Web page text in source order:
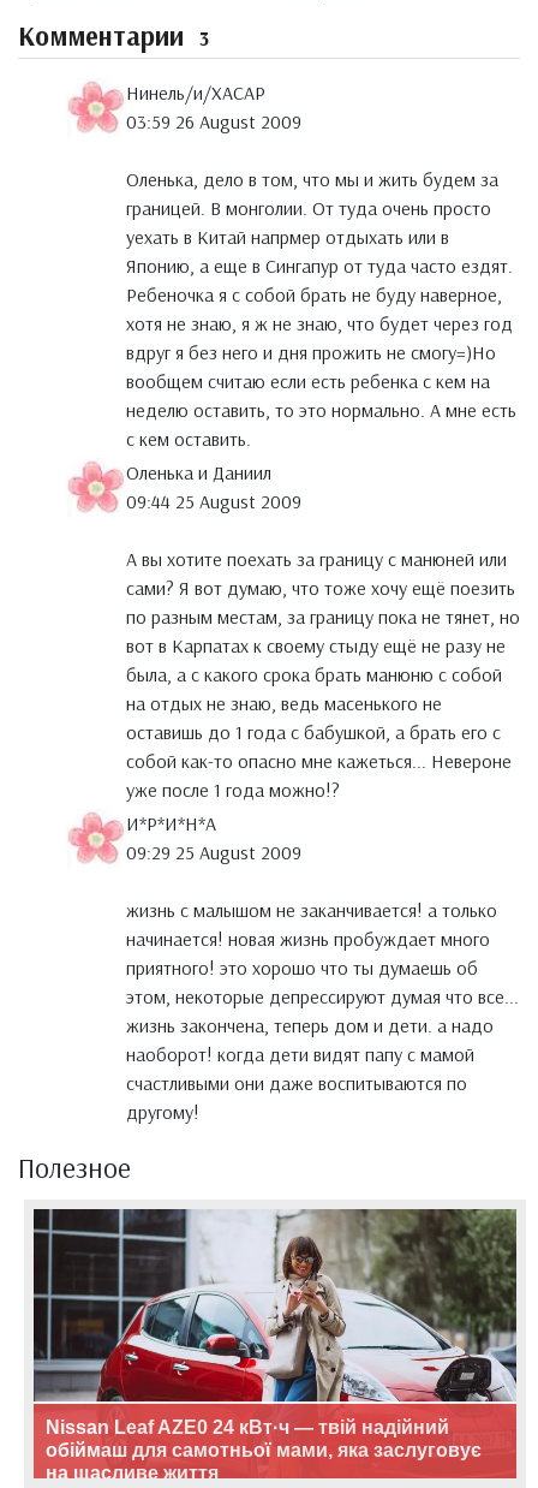
Комментарии 3
Нинель/и/ХАСАР
03:59 26 August 2009
Оленька, дело в том, что мы и жить будем за
границей. В монголии. От туда очень просто
уехать в Китай напрмер отдыхать или в
Японию, а еще в Сингапур от туда часто ездят.
Ребеночка я с собой брать не буду наверное,
хотя не знаю, я ж не знаю, что будет через год
вдруг я без него и дня прожить не смогу=)Но
вообщем считаю если есть ребенка с кем на
неделю оставить, то это нормально. А мне есть
с кем оставить.
Оленька и Даниил
09:44 25 August 2009
А вы хотите поехать за границу с манюней или
сами? Я вот думаю, что тоже хочу ещё поезить
по разным местам, за границу пока не тянет, но
вот в Карпатах к своему стыду ещё не разу не
была, а с какого срока брать манюню с собой
на отдых не знаю, ведь масенького не
оставишь до 1 года с бабушкой, а брать его с
собой как-то опасно мне кажеться... Невероне
уже после 1 года можно!?
И*Р*И*Н*А
09:29 25 August 2009
жизнь с малышом не заканчивается! а только
начинается! новая жизнь пробуждает много
приятного! это хорошо что ты думаешь об
этом, некоторые депрессируют думая что все...
жизнь закончена, теперь дом и дети. а надо
наоборот! когда дети видят папу с мамой
счастливыми они даже воспитываются по
другому!
Полезное
Nissan Leaf AZE0 24 кВт·ч — твій надійний
обіймаш для самотньої мами, яка заслуговує
на щасливе життя